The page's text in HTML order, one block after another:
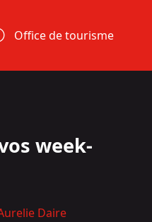
Office de tourisme
week-
Daire